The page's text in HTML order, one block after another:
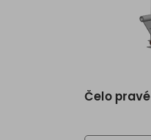
Čelo pravé